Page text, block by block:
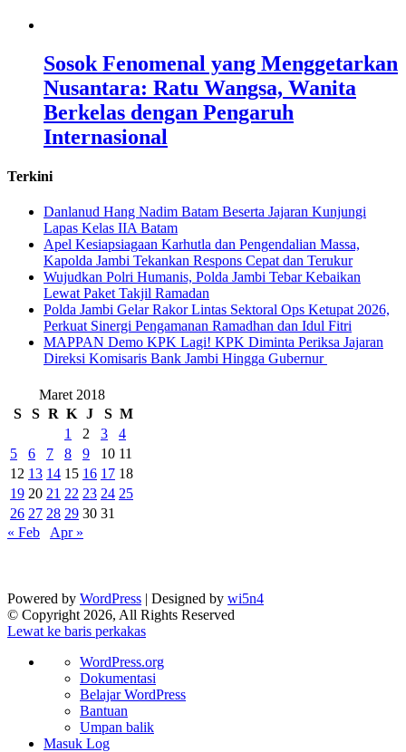
Sosok Fenomenal yang Menggetarkan
Nusantara: Ratu Wangsa, Wanita
Berkelas dengan Pengaruh
Internasional
Terkini
Danlanud Hang Nadim Batam Beserta Jajaran Kunjungi
Lapas Kelas IIA Batam
Apel Kesiapsiagaan Karhutla dan Pengendalian Massa,
Kapolda Jambi Tekankan Respons Cepat dan Terukur
Wujudkan Polri Humanis, Polda Jambi Tebar Kebaikan
Lewat Paket Takjil Ramadan
Polda Jambi Gelar Rakor Lintas Sektoral Ops Ketupat 2026,
Perkuat Sinergi Pengamanan Ramadhan dan Idul Fitri
‎MAPPAN Demo KPK Lagi! KPK Diminta Periksa Jajaran
Direksi Komisaris Bank Jambi Hingga Gubernur ‎
Maret 2018
S
S R K J S M
1
2 3
4
5
6 7 8 9 10 11
12 13 14 15 16 17 18
19 20 21 22 23 24 25
26 27 28 29 30 31
« Feb
Apr »
Powered by WordPress | Designed by wi5n4
© Copyright 2026, All Rights Reserved
Lewat ke baris perkakas
Tentang
WordPress
WordPress.org
Dokumentasi
Belajar WordPress
Bantuan
Umpan balik
Masuk Log